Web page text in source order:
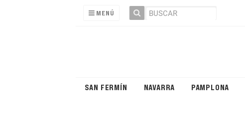
MENÚ
SAN FERMÍN NAVARRA PAMPLONA